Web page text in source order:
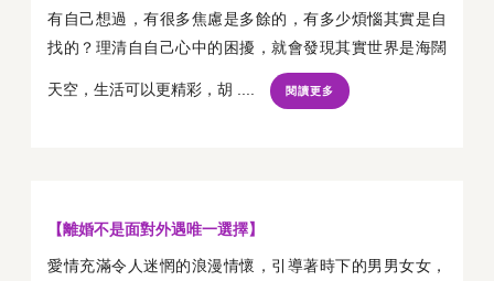
有自己想過，有很多焦慮是多餘的，有多少煩惱其實是自
找的？理清自自己心中的困擾，就會發現其實世界是海闊
天空，生活可以更精彩，胡 .... 閱讀更多
【離婚不是面對外遇唯一選擇】
愛情充滿令人迷惘的浪漫情懷，引導著時下的男男女女，